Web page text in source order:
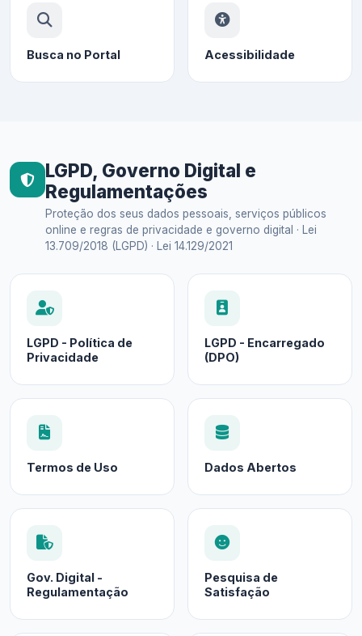
Busca no Portal Acessibilidade
LGPD, Governo Digital e
Regulamentações
Proteção dos seus dados pessoais, serviços públicos
online e regras de privacidade e governo digital · Lei
13.709/2018 (LGPD) · Lei 14.129/2021
LGPD - Política de
Privacidade
LGPD - Encarregado
(DPO)
Termos de Uso Dados Abertos
Gov. Digital -
Regulamentação
Pesquisa de
Satisfação